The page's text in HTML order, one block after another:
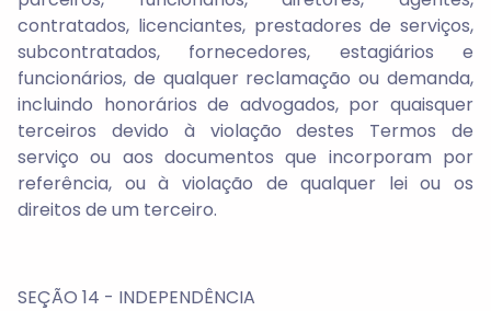
contratados, licenciantes, prestadores de serviços,
subcontratados, fornecedores, estagiários e
funcionários, de qualquer reclamação ou demanda,
incluindo honorários de advogados, por quaisquer
terceiros devido à violação destes Termos de
serviço ou aos documentos que incorporam por
referência, ou à violação de qualquer lei ou os
direitos de um terceiro.
SEÇÃO 14 - INDEPENDÊNCIA